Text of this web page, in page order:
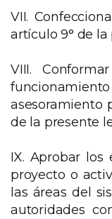
VII.
artículo 9° de la
VIII.
asesoramiento
de la presente
IX. Aprobar los
proyecto o
las áreas del
autoridades